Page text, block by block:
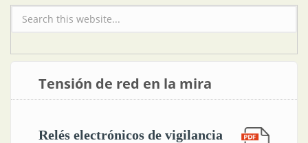
Formulario de búsqueda
Tensión de red en la mira
Relés electrónicos de vigilancia